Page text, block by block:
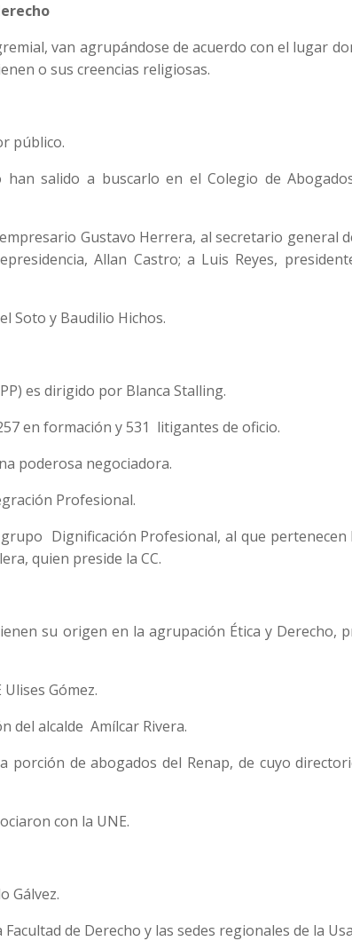
van agrupándose de acuerdo con el lugar
o sus creencias religiosas.
público.
salido a buscarlo en el Colegio de
Gustavo Herrera, al secretario general
Allan Castro; a Luis Reyes,
Soto y Baudilio Hichos.
es dirigido por Blanca Stalling.
en formación y 531 litigantes de oficio.
poderosa negociadora.
Profesional.
Dignificación Profesional, al que pertenecen
quien preside la CC.
su origen en la agrupación Ética y Derecho,
Gómez.
del alcalde Amílcar Rivera.
de abogados del Renap, de cuyo
con la UNE.
Gálvez.
de Derecho y las sedes regionales de la